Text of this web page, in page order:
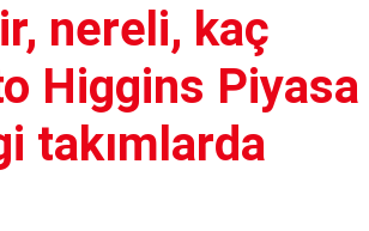
nereli, kaç
Higgins Piyasa
takımlarda